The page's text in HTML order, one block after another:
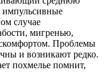
импульсивные
случае
мигренью,
Проблемы
и возникают редко.
похмелье помнит,